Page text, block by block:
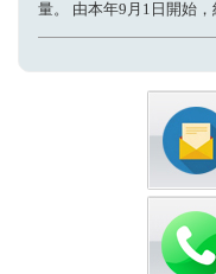
量。 由本年9月1日開始